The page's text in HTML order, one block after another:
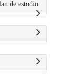
de estudio